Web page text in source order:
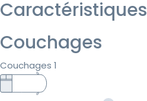
Caractéristiques
Couchages
Couchages 1